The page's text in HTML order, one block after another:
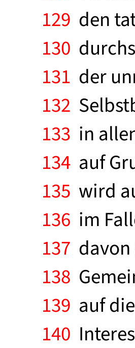
129 den
130
131 der
132
133 in
134 auf
135 wird
136 im
137
138
139 auf
140